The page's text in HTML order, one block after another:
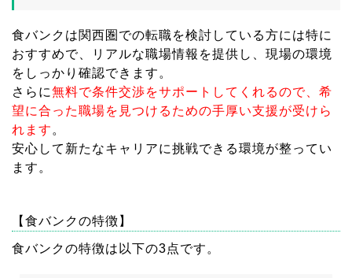
食バンクは関西圏での転職を検討している方には特に
おすすめで、リアルな職場情報を提供し、現場の環境
をしっかり確認できます。
さらに無料で条件交渉をサポートしてくれるので、希
望に合った職場を見つけるための手厚い支援が受けら
れます 。
安心して新たなキャリアに挑戦できる環境が整ってい
ます。
【食バンクの特徴】
食バンクの特徴は以下の3点です。